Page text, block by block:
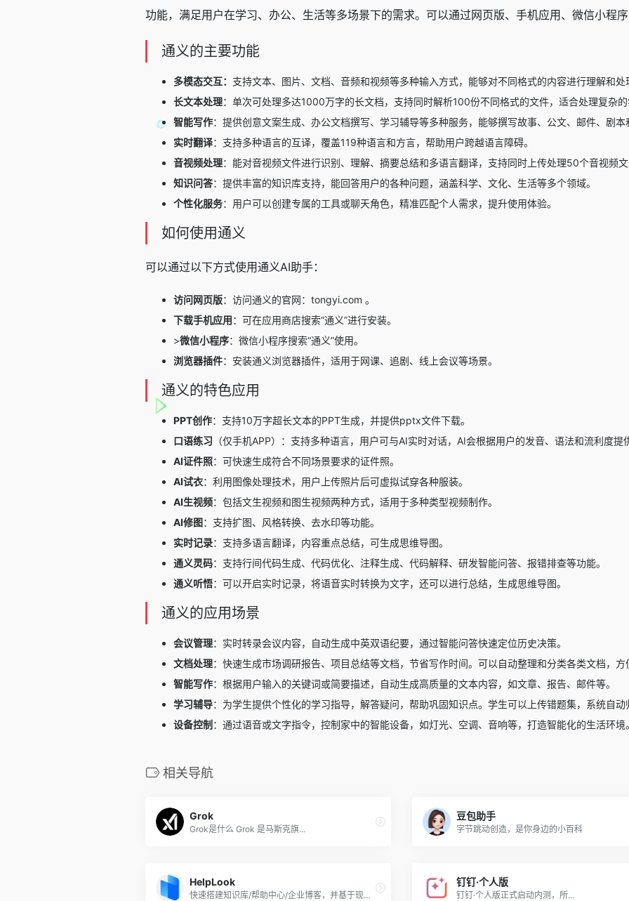
功能，满足用户在学习、办公、生活等多场景下的需求。可以通过网页版、手机应用、微信小程序
通义的主要功能
多模态交互： 支持文本、图片、文档、音频和视频等多种输入方式，能够对不同格式的内容进行理解和处
长文本处理：单次可处理多达1000万字的长文档，支持同时解析100份不同格式的文件，适合处理复杂的
智能写作：提供创意文案生成、办公文档撰写、学习辅导等多种服务，能够撰写故事、公文、邮件、剧本
实时翻译：支持多种语言的互译，覆盖119种语言和方言，帮助用户跨越语言障碍。
音视频处理：能对音视频文件进行识别、理解、摘要总结和多语言翻译，支持同时上传处理50个音视频文
知识问答：提供丰富的知识库支持，能回答用户的各种问题，涵盖科学、文化、生活等多个领域。
个性化服务：用户可以创建专属的工具或聊天角色，精准匹配个人需求，提升使用体验。
如何使用通义
可以通过以下方式使用通义AI助手：
访问网页版：访问通义的官网：tongyi.com 。
下载手机应用：可在应用商店搜索“通义”进行安装。
>微信小程序：微信小程序搜索“通义”使用。
浏览器插件：安装通义浏览器插件，适用于网课、追剧、线上会议等场景。
通义的特色应用
PPT创作：支持10万字超长文本的PPT生成，并提供pptx文件下载。
口语练习 （仅手机APP）：支持多种语言，用户可与AI实时对话，AI会根据用户的发音、语法和流利度提
AI证件照：可快速生成符合不同场景要求的证件照。
AI试衣：利用图像处理技术，用户上传照片后可虚拟试穿各种服装。
AI生视频：包括文生视频和图生视频两种方式，适用于多种类型视频制作。
AI修图：支持扩图、风格转换、去水印等功能。
实时记录：支持多语言翻译，内容重点总结，可生成思维导图。
通义灵码：支持行间代码生成、代码优化、注释生成、代码解释、研发智能问答、报错排查等功能。
通义听悟：可以开启实时记录，将语音实时转换为文字，还可以进行总结，生成思维导图。
通义的应用场景
会议管理：实时转录会议内容，自动生成中英双语纪要，通过智能问答快速定位历史决策。
文档处理：快速生成市场调研报告、项目总结等文档，节省写作时间。可以自动整理和分类各类文档，方
智能写作：根据用户输入的关键词或简要描述，自动生成高质量的文本内容，如文章、报告、邮件等。
学习辅导：为学生提供个性化的学习指导，解答疑问，帮助巩固知识点。学生可以上传错题集，系统自动
设备控制 ：通过语音或文字指令，控制家中的智能设备，如灯光、空调、音响等，打造智能化的生活环境。
相关导航
Grok
Grok是什么 Grok 是马斯克旗...
豆包助手
字节跳动创造，是你身边的小百科
HelpLook
快速搭建知识库/帮助中心/企业博客，并基于现有知识数据与AI模型，定制企业级专属「AI问答机器人」
钉钉·个人版
钉钉·个人版正式启动内测，所...